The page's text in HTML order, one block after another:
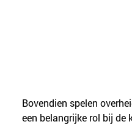
Bovendien spelen
een belangrijke rol bij de